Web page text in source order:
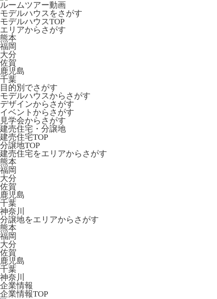
ルームツアー動画
モデルハウスをさがす
モデルハウスTOP
エリアからさがす
熊本
福岡
大分
佐賀
鹿児島
千葉
目的別でさがす
モデルハウスからさがす
デザインからさがす
イベントからさがす
見学会からさがす
建売住宅・分譲地
建売住宅TOP
分譲地TOP
建売住宅をエリアからさがす
熊本
福岡
大分
佐賀
鹿児島
千葉
神奈川
分譲地をエリアからさがす
熊本
福岡
大分
佐賀
鹿児島
千葉
神奈川
企業情報
企業情報TOP